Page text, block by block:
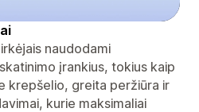
naudodami
įrankius, tokius kaip
krepšelio, greita peržiūra ir
kurie maksimaliai